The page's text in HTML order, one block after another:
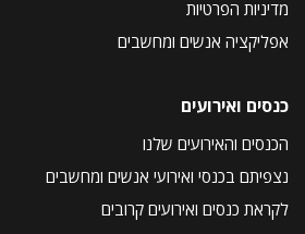
מדיניות הפרטיות
אפליקציה אנשים ומחשבים
כנסים ואירועים
הכנסים והאירועים שלנו
נצפיתם בכנסי ואירועי אנשים ומחשבים
לקראת כנסים ואירועים קרובים